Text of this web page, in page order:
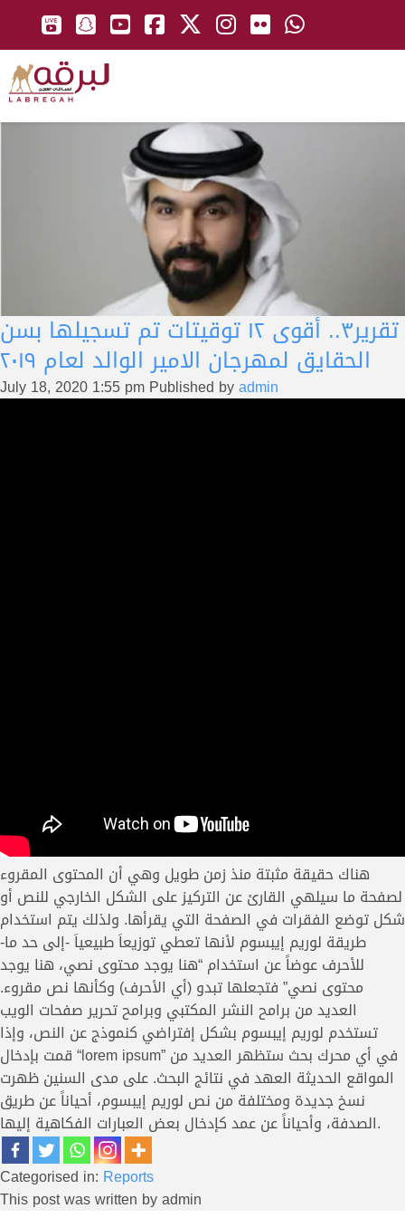
تقرير٣.. أقوى ١٢ توقيتات تم تسجيلها بسن
الحقايق لمهرجان الامير الوالد لعام ٢٠١٩
July 18, 2020 1:55 pmPublished byadmin
هناك حقيقة مثبتة منذ زمن طويل وهي أن المحتوى المقروء
لصفحة ما سيلهي القارئ عن التركيز على الشكل الخارجي للنص أو
شكل توضع الفقرات في الصفحة التي يقرأها. ولذلك يتم استخدام
طريقة لوريم إيبسوم لأنها تعطي توزيعاَ طبيعياَ -إلى حد ما-
للأحرف عوضاً عن استخدام “هنا يوجد محتوى نصي، هنا يوجد
محتوى نصي” فتجعلها تبدو (أي الأحرف) وكأنها نص مقروء.
العديد من برامح النشر المكتبي وبرامح تحرير صفحات الويب
تستخدم لوريم إيبسوم بشكل إفتراضي كنموذج عن النص، وإذا
قمت بإدخال “lorem ipsum” في أي محرك بحث ستظهر العديد من
المواقع الحديثة العهد في نتائج البحث. على مدى السنين ظهرت
نسخ جديدة ومختلفة من نص لوريم إيبسوم، أحياناً عن طريق
الصدفة، وأحياناً عن عمد كإدخال بعض العبارات الفكاهية إليها.
Categorised in: Reports
This post was written by admin